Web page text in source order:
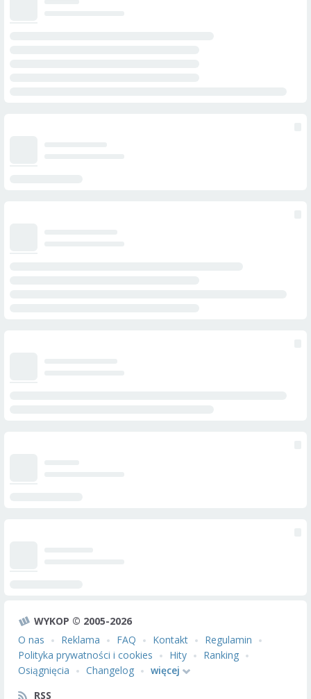
WYKOP © 2005-2026
O nas
Reklama FAQ Kontakt
Regulamin
Polityka prywatności i cookies
Hity
Ranking
Osiągnięcia
Changelog
więcej
RSS